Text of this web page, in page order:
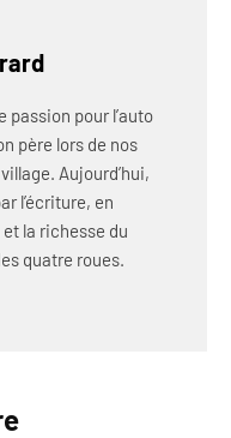
passion pour l’auto
père lors de nos
Aujourd’hui,
l’écriture, en
la richesse du
quatre roues.